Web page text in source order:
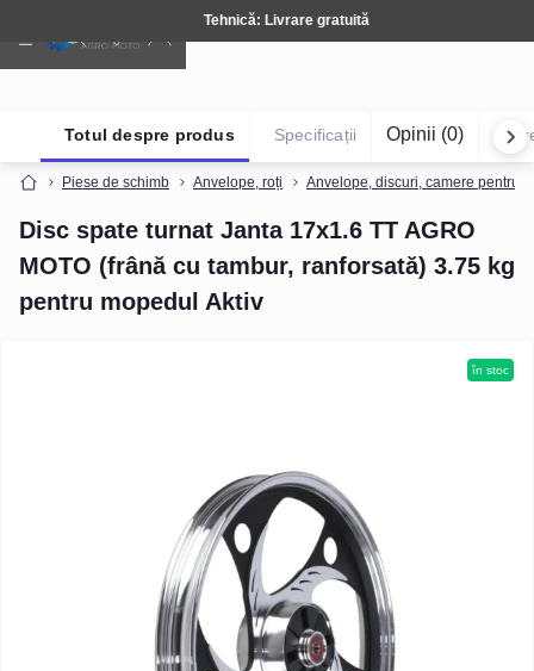
Tehnică: Livrare gratuită
Piese de schimb Anvelope, roți Anvelope, discuri, camere pentru
Disc spate turnat Janta 17x1.6 TT AGRO
MOTO (frână cu tambur, ranforsată) 3.75 kg
pentru mopedul Aktiv
Totul despre produs Specificații Opinii (0)
în stoc